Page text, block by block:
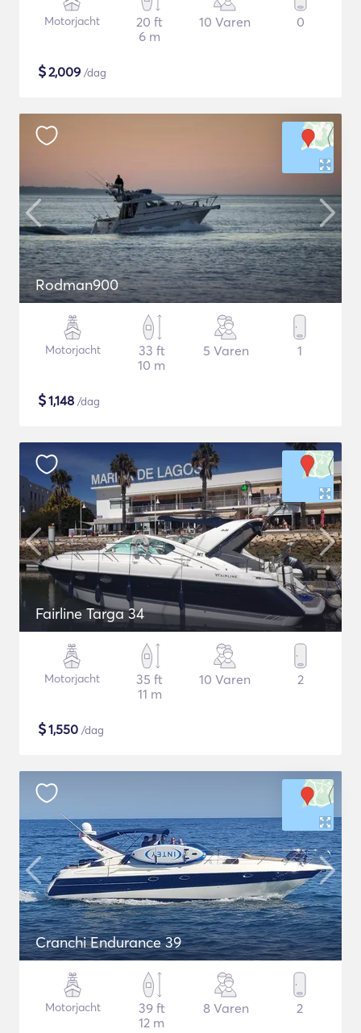
Motorjacht
20 ft
6 m
10 Varen 0
$2,009 /dag
Rodman900
Motorjacht
33 ft
10 m
5 Varen 1
$1,148 /dag
Fairline Targa 34
Motorjacht
35 ft
11 m
10 Varen 2
$1,550 /dag
Cranchi Endurance 39
Motorjacht
39 ft
12 m
8 Varen 2